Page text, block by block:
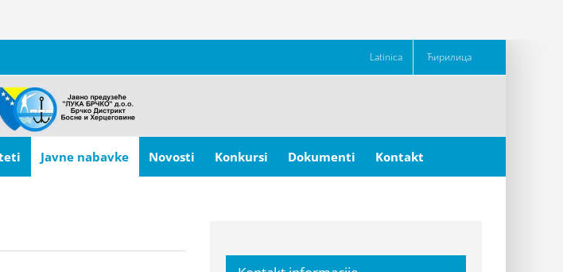
Latinica Ћирилица
Javne nabavke Novosti Konkursi Dokumenti Kontakt